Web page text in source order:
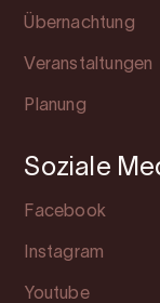
Übernachtung
Veranstaltungen
Planung
Soziale
Facebook
Instagram
Youtube